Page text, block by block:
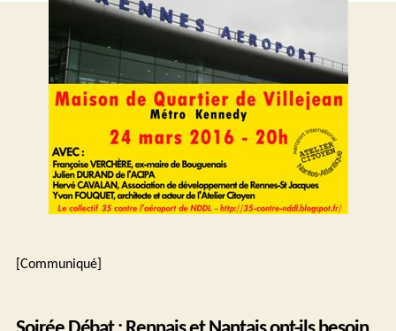
[Communiqué]